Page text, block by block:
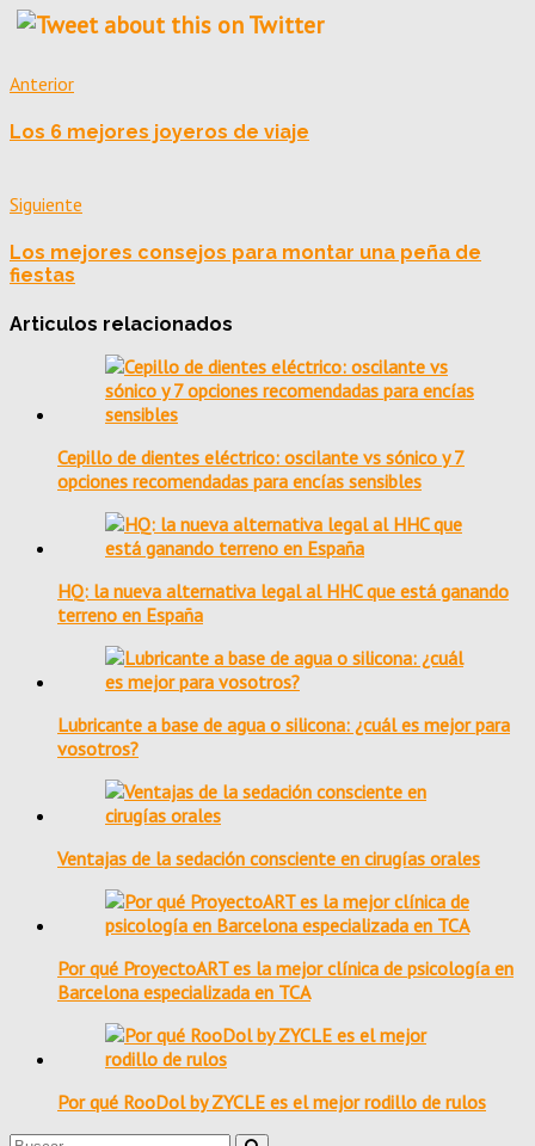
Anterior
Los 6 mejores joyeros de viaje
Siguiente
Los mejores consejos para montar una peña de
fiestas
Articulos relacionados
Cepillo de dientes eléctrico: oscilante vs sónico y 7
opciones recomendadas para encías sensibles
HQ: la nueva alternativa legal al HHC que está ganando
terreno en España
Lubricante a base de agua o silicona: ¿cuál es mejor para
vosotros?
Ventajas de la sedación consciente en cirugías orales
Por qué ProyectoART es la mejor clínica de psicología en
Barcelona especializada en TCA
Por qué RooDol by ZYCLE es el mejor rodillo de rulos